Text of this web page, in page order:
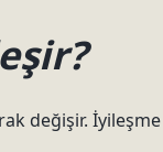
değişir.